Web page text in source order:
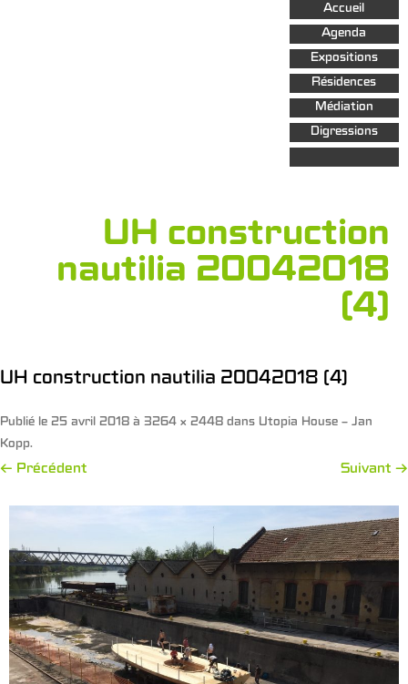
Aller au
contenu
principal
Accueil
Agenda
Expositions
Résidences
Médiation
Digressions
UH construction
nautilia 20042018
(4)
UH construction nautilia 20042018 (4)
Publié le 25 avril 2018 à 3264 × 2448 dans Utopia House – Jan
Kopp.
← Précédent Suivant →